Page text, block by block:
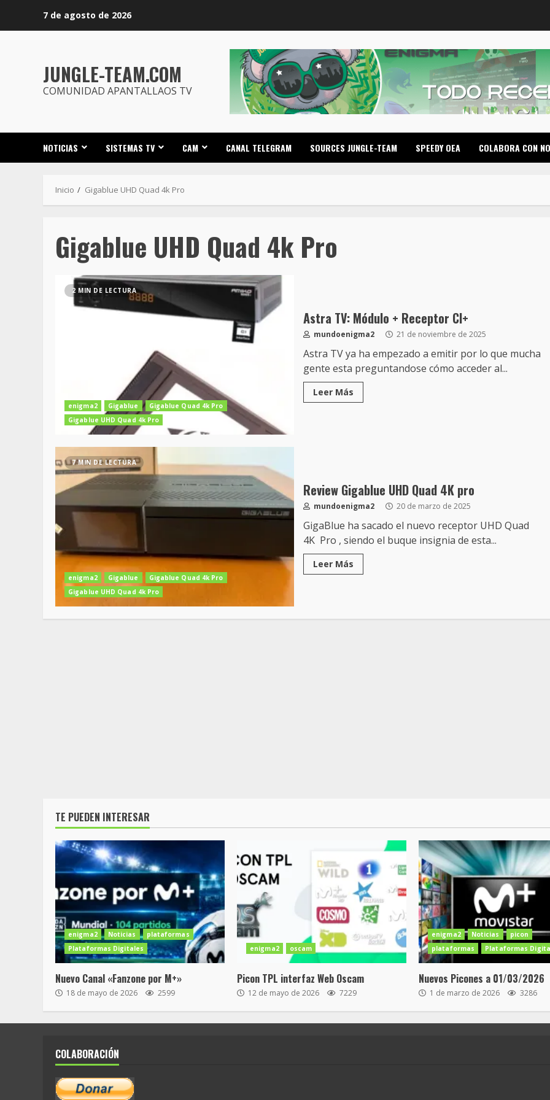
7 de agosto de 2026
JUNGLE-TEAM.COM
COMUNIDAD APANTALLAOS TV
NOTICIAS SISTEMAS TV CAM CANAL TELEGRAM SOURCES JUNGLE-TEAM SPEEDY OEA COLABORA CON
Inicio Gigablue UHD Quad 4k Pro
Gigablue UHD Quad 4k Pro
2 MIN DE LECTURA
enigma2 Gigablue
Gigablue Quad 4k Pro
Gigablue UHD Quad 4k Pro
Astra TV: Módulo + Receptor CI+
mundoenigma2 21 de noviembre de 2025
Astra TV ya ha empezado a emitir por lo que mucha
gente esta preguntandose cómo acceder al...
Leer Más
7 MIN DE LECTURA
enigma2 Gigablue
Gigablue Quad 4k Pro
Gigablue UHD Quad 4k Pro
Review Gigablue UHD Quad 4K pro
mundoenigma2 20 de marzo de 2025
GigaBlue ha sacado el nuevo receptor UHD Quad
4K Pro , siendo el buque insignia de esta...
Leer Más
TE PUEDEN INTERESAR
enigma2 Noticias
plataformas
Plataformas Digitales
Nuevo Canal «Fanzone por M+»
18 de mayo de 2026 2599
enigma2 oscam
Picon TPL interfaz Web Oscam
12 de mayo de 2026 7229
enigma2 Noticias
picon
plataformas
Plataformas
Nuevos Picones a 01/03/2026
1 de marzo de 2026 3286
COLABORACIÓN